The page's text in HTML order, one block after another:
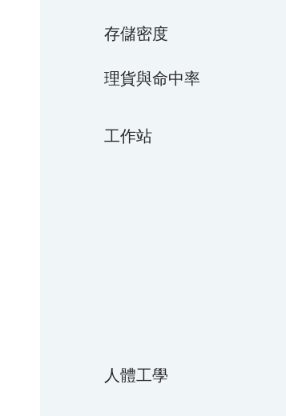
存儲密度
理貨與命中率
工作站
人體工學